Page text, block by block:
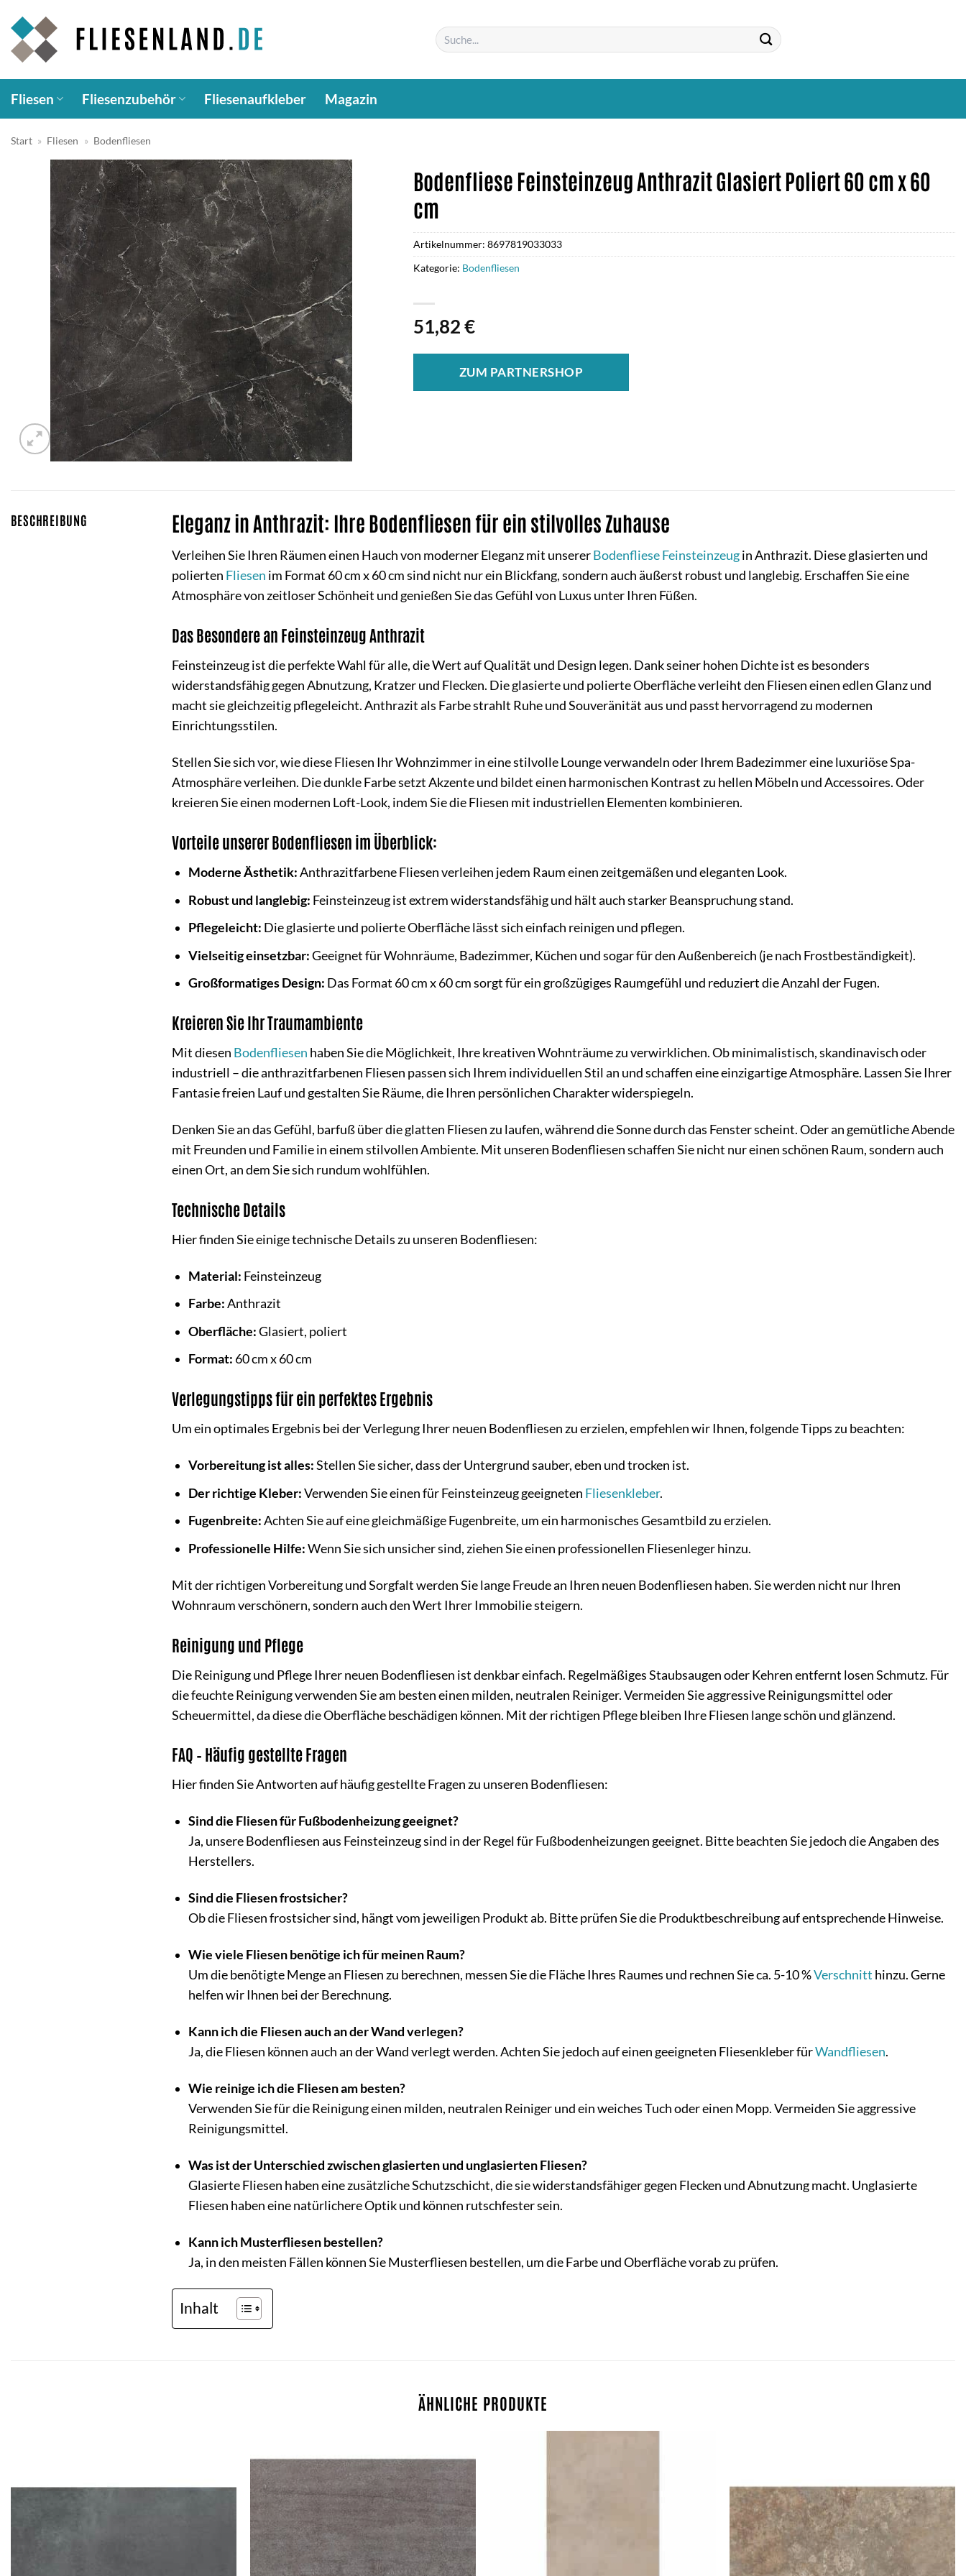
Inhalt
springen
Suchen
nach:
Fliesen Fliesenzubehör Fliesenaufkleber Magazin
Start » Fliesen » Bodenfliesen
Bodenfliese Feinsteinzeug Anthrazit Glasiert Poliert 60 cm x 60
cm
51,82€
ZUM PARTNERSHOP
Artikelnummer: 8697819033033
Kategorie: Bodenfliesen
BESCHREIBUNG Eleganz in Anthrazit: Ihre Bodenfliesen für ein stilvolles Zuhause
Verleihen Sie Ihren Räumen einen Hauch von moderner Eleganz mit unsererBodenfliese Feinsteinzeugin Anthrazit. Diese glasierten und
polierten Fliesen im Format 60 cm x 60 cm sind nicht nur ein Blickfang, sondern auch äußerst robust und langlebig. Erschaffen Sie eine
Atmosphäre von zeitloser Schönheit und genießen Sie das Gefühl von Luxus unter Ihren Füßen.
Das Besondere an Feinsteinzeug Anthrazit
Feinsteinzeug ist die perfekte Wahl für alle, die Wert auf Qualität und Design legen. Dank seiner hohen Dichte ist es besonders
widerstandsfähig gegen Abnutzung, Kratzer und Flecken. Die glasierte und polierte Oberfläche verleiht den Fliesen einen edlen Glanz und
macht sie gleichzeitig pflegeleicht. Anthrazit als Farbe strahlt Ruhe und Souveränität aus und passt hervorragend zu modernen
Einrichtungsstilen.
Stellen Sie sich vor, wie diese Fliesen Ihr Wohnzimmer in eine stilvolle Lounge verwandeln oder Ihrem Badezimmer eine luxuriöse Spa-
Atmosphäre verleihen. Die dunkle Farbe setzt Akzente und bildet einen harmonischen Kontrast zu hellen Möbeln und Accessoires. Oder
kreieren Sie einen modernen Loft-Look, indem Sie die Fliesen mit industriellen Elementen kombinieren.
Vorteile unserer Bodenfliesen im Überblick:
Moderne Ästhetik:Anthrazitfarbene Fliesen verleihen jedem Raum einen zeitgemäßen und eleganten Look.
Robust und langlebig: Feinsteinzeug ist extrem widerstandsfähig und hält auch starker Beanspruchung stand.
Pflegeleicht: Die glasierte und polierte Oberfläche lässt sich einfach reinigen und pflegen.
Vielseitig einsetzbar:Geeignet für Wohnräume, Badezimmer, Küchen und sogar für den Außenbereich (je nach Frostbeständigkeit).
Großformatiges Design: Das Format 60 cm x 60 cm sorgt für ein großzügiges Raumgefühl und reduziert die Anzahl der Fugen.
Kreieren Sie Ihr Traumambiente
Mit diesen Bodenfliesen haben Sie die Möglichkeit, Ihre kreativen Wohnträume zu verwirklichen. Ob minimalistisch, skandinavisch oder
industriell – die anthrazitfarbenen Fliesen passen sich Ihrem individuellen Stil an und schaffen eine einzigartige Atmosphäre. Lassen Sie Ihrer
Fantasie freien Lauf und gestalten Sie Räume, die Ihren persönlichen Charakter widerspiegeln.
Denken Sie an das Gefühl, barfuß über die glatten Fliesen zu laufen, während die Sonne durch das Fenster scheint. Oder an gemütliche Abende
mit Freunden und Familie in einem stilvollen Ambiente. Mit unseren Bodenfliesen schaffen Sie nicht nur einen schönen Raum, sondern auch
einen Ort, an dem Sie sich rundum wohlfühlen.
Technische Details
Hier finden Sie einige technische Details zu unseren Bodenfliesen:
Material: Feinsteinzeug
Farbe:Anthrazit
Oberfläche:Glasiert, poliert
Format: 60 cm x 60 cm
Verlegungstipps für ein perfektes Ergebnis
Um ein optimales Ergebnis bei der Verlegung Ihrer neuen Bodenfliesen zu erzielen, empfehlen wir Ihnen, folgende Tipps zu beachten:
Vorbereitung ist alles:Stellen Sie sicher, dass der Untergrund sauber, eben und trocken ist.
Der richtige Kleber:Verwenden Sie einen für Feinsteinzeug geeigneten Fliesenkleber.
Fugenbreite:Achten Sie auf eine gleichmäßige Fugenbreite, um ein harmonisches Gesamtbild zu erzielen.
Professionelle Hilfe:Wenn Sie sich unsicher sind, ziehen Sie einen professionellen Fliesenleger hinzu.
Mit der richtigen Vorbereitung und Sorgfalt werden Sie lange Freude an Ihren neuen Bodenfliesen haben. Sie werden nicht nur Ihren
Wohnraum verschönern, sondern auch den Wert Ihrer Immobilie steigern.
Reinigung und Pflege
Die Reinigung und Pflege Ihrer neuen Bodenfliesen ist denkbar einfach. Regelmäßiges Staubsaugen oder Kehren entfernt losen Schmutz. Für
die feuchte Reinigung verwenden Sie am besten einen milden, neutralen Reiniger. Vermeiden Sie aggressive Reinigungsmittel oder
Scheuermittel, da diese die Oberfläche beschädigen können. Mit der richtigen Pflege bleiben Ihre Fliesen lange schön und glänzend.
FAQ – Häufig gestellte Fragen
Hier finden Sie Antworten auf häufig gestellte Fragen zu unseren Bodenfliesen:
Sind die Fliesen für Fußbodenheizung geeignet?
Ja, unsere Bodenfliesen aus Feinsteinzeug sind in der Regel für Fußbodenheizungen geeignet. Bitte beachten Sie jedoch die Angaben des
Herstellers.
Sind die Fliesen frostsicher?
Ob die Fliesen frostsicher sind, hängt vom jeweiligen Produkt ab. Bitte prüfen Sie die Produktbeschreibung auf entsprechende Hinweise.
Wie viele Fliesen benötige ich für meinen Raum?
Um die benötigte Menge an Fliesen zu berechnen, messen Sie die Fläche Ihres Raumes und rechnen Sie ca. 5-10 %Verschnitt hinzu. Gerne
helfen wir Ihnen bei der Berechnung.
Kann ich die Fliesen auch an der Wand verlegen?
Ja, die Fliesen können auch an der Wand verlegt werden. Achten Sie jedoch auf einen geeigneten Fliesenkleber fürWandfliesen.
Wie reinige ich die Fliesen am besten?
Verwenden Sie für die Reinigung einen milden, neutralen Reiniger und ein weiches Tuch oder einen Mopp. Vermeiden Sie aggressive
Reinigungsmittel.
Was ist der Unterschied zwischen glasierten und unglasierten Fliesen?
Glasierte Fliesen haben eine zusätzliche Schutzschicht, die sie widerstandsfähiger gegen Flecken und Abnutzung macht. Unglasierte
Fliesen haben eine natürlichere Optik und können rutschfester sein.
Kann ich Musterfliesen bestellen?
Ja, in den meisten Fällen können Sie Musterfliesen bestellen, um die Farbe und Oberfläche vorab zu prüfen.
Inhalt
ÄHNLICHE PRODUKTE